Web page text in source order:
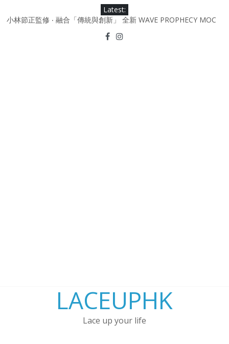
to
Latest:
小林節正監修 ‧ 融合「傳統與創新」 全新 WAVE PROPHECY MOC
Under Armour Curry 12最新簽名鞋升級登場 Curry USA 夢幻配色
LACEUPHK
Lace up your life